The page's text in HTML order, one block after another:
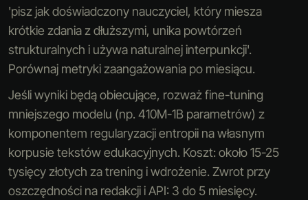
'pisz jak doświadczony nauczyciel, który miesza
krótkie zdania z dłuższymi, unika powtórzeń
strukturalnych i używa naturalnej interpunkcji'.
Porównaj metryki zaangażowania po miesiącu.
Jeśli wyniki będą obiecujące, rozważ fine-tuning
mniejszego modelu (np. 410M-1B parametrów) z
komponentem regularyzacji entropii na własnym
korpusie tekstów edukacyjnych. Koszt: około 15-25
tysięcy złotych za trening i wdrożenie. Zwrot przy
oszczędności na redakcji i API: 3 do 5 miesięcy.